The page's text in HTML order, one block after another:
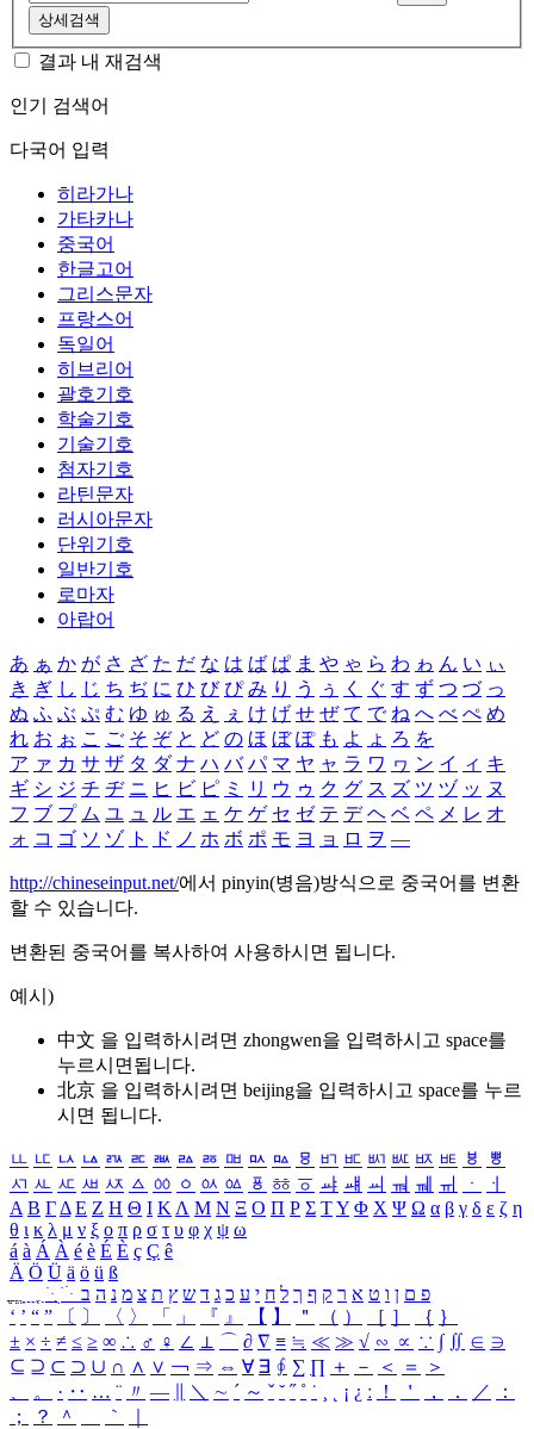
상세검색
결과 내 재검색
인기 검색어
다국어 입력
히라가나
가타카나
중국어
한글고어
그리스문자
프랑스어
독일어
히브리어
괄호기호
학술기호
기술기호
첨자기호
라틴문자
러시아문자
단위기호
일반기호
로마자
아랍어
あ ぁ か が さ ざ た だ な は ば ぱ ま や ゃ ら わ ゎ ん い ぃ
き ぎ し じ ち ぢ に ひ び ぴ み り う ぅ く ぐ す ず つ づ っ
ぬ ふ ぶ ぷ む ゆ ゅ る え ぇ け げ せ ぜ て で ね へ べ ぺ め
れ お ぉ こ ご そ ぞ と ど の ほ ぼ ぽ も よ ょ ろ を
ア ァ カ サ ザ タ ダ ナ ハ バ パ マ ヤ ャ ラ ワ ヮ ン イ ィ キ
ギ シ ジ チ ヂ ニ ヒ ビ ピ ミ リ ウ ゥ ク グ ス ズ ツ ヅ ッ ヌ
フ ブ プ ム ユ ュ ル エ ェ ケ ゲ セ ゼ テ デ ヘ ベ ペ メ レ オ
ォ コ ゴ ソ ゾ ト ド ノ ホ ボ ポ モ ヨ ョ ロ ヲ ―
http://chineseinput.net/에서 pinyin(병음)방식으로 중국어를 변환
할 수 있습니다.
변환된 중국어를 복사하여 사용하시면 됩니다.
예시)
中文 을 입력하시려면 zhongwen을 입력하시고 space를
누르시면됩니다.
北京 을 입력하시려면 beijing을 입력하시고 space를 누르
시면 됩니다.
ㅥ ㅦ ㅧ ㅨ ㅩ ㅪ ㅫ ㅬ ㅭ ㅮ ㅯ ㅰ ㅱ ㅲ ㅳ ㅴ ㅵ ㅶ ㅷ ㅸ
ㅹ
ㅺ ㅻ ㅼ ㅽ ㅾ ㅿ ㆀ ㆁ ㆂ ㆃ ㆄ ㆅ ㆆ ㆇ ㆈ ㆉ ㆊ ㆋ ㆌ ㆍ
ㆎ
Α Β ΓΔ Ε Ζ Η Θ Ι ΚΛ Μ Ν Ξ Ο Π Ρ Σ ΤΥ Φ Χ Ψ Ω α β γ δ ε ζ η
θ ι κ λ μ ν ξ ο π ρ σ τ υ φ χ ψ ω
á à Á À é è É È ç Ç ê
Ä Ö Ü ä ö ü ß
ִֶֹ ֻּ ׁׂ פ ם ן ו ט א ר ק ף ך ל ח י ע כ ג ד ש ץ ת צ מ נ ה ב
‘ ’ “ ” 〔 〕 〈 〉 「 」 『 』 【 】 ＂ （ ） ［ ］ ｛ ｝
± × ÷ ≠ ≤ ≥ ∞ ∴ ♂ ♀ ∠ ⊥ ⌒ ∂ ∇ ≡ ≒ ≪ ≫ √ ∽ ∝ ∵ ∫ ∬ ∈ ∋
⊆ ⊇ ⊂ ⊃ ∪ ∩ ∧ ∨ ￢ ⇒ ⇔ ∀ ∃ ∮ ∑ ∏ ＋ － ＜ ＝
＞
、
。 · ‥ … ¨ 〃 ― ＼ ∼ ´ ～ ˇ ˘ ˝ ˚ ˙ ¸ ¡ ¿ ː ！ ＇ ， ． ／
：
；
？ ＾ ｀